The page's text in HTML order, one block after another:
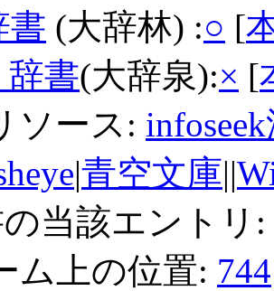
書 (大辞林) :○ [
辞書(大辞泉):× [
ソース:
|青空文庫||
当該エントリ:
ム上の位置: 744